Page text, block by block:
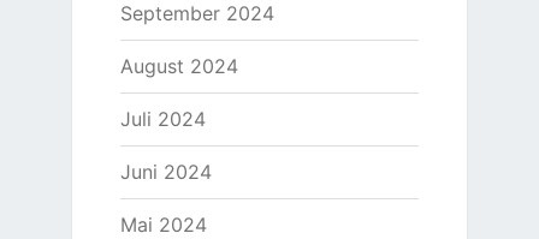
September 2024
August 2024
Juli 2024
Juni 2024
Mai 2024